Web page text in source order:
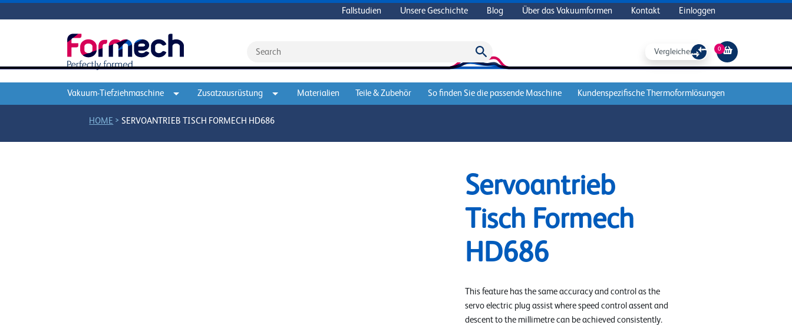
Fallstudien Unsere Geschichte Blog Über das Vakuumformen Kontakt Einloggen
Vergleichen Sie 0
Vakuum-Tiefziehmaschine Zusatzausrüstung Materialien Teile & Zubehör So finden Sie die passende Maschine Kundenspezifische Thermoformlösungen
HOME >SERVOANTRIEB TISCH FORMECH HD686
Servoantrieb
Tisch Formech
HD686
This feature has the same accuracy and control as the
servo electric plug assist where speed control assent and
descent to the millimetre can be achieved consistently.